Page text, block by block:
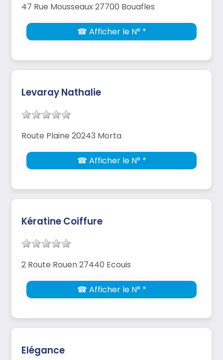
47 Rue Mousseaux 27700 Bouafles
☎ Afficher le N° *
Levaray Nathalie
Route Plaine 20243 Morta
☎ Afficher le N° *
Kératine Coiffure
2 Route Rouen 27440 Ecouis
☎ Afficher le N° *
Elégance